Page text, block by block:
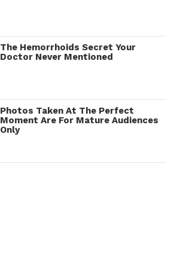
The Hemorrhoids Secret Your
Doctor Never Mentioned
Photos Taken At The Perfect
Moment Are For Mature Audiences
Only